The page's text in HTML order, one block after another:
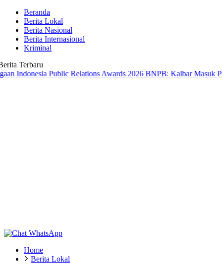
Beranda
Berita Lokal
Berita Nasional
Berita Internasional
Kriminal
Terbaru
Public Relations Awards 2026 BNPB: Kalbar Masuk Prioritas
Home
Berita Lokal